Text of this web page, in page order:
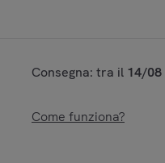
Consegna: tra il 14/08
Come funziona?